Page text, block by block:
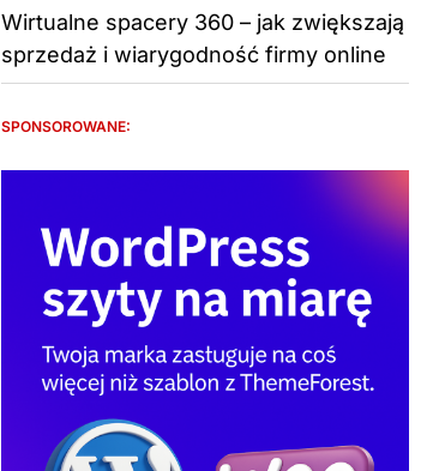
Wirtualne spacery 360 – jak zwiększają
sprzedaż i wiarygodność firmy online
SPONSOROWANE: